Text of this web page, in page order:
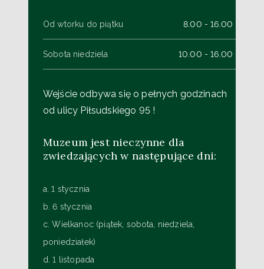
Od wtorku do piątku 8.00 - 16.00
Sobota niedziela 10.00 - 16.00
Wejście odbywa się o pełnych godzinach
od ulicy Piłsudskiego 95 !
Muzeum jest nieczynne dla
zwiedzających w następujące dni:
a. 1 stycznia
b. 6 stycznia
c. Wielkanoc (piątek, sobota, niedziela,
poniedziałek)
d. 1 listopada